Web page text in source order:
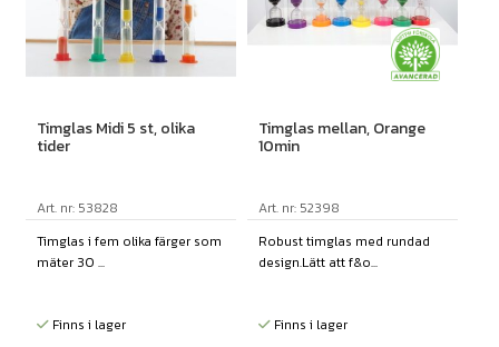
Timglas Midi 5 st, olika
tider
Art. nr: 53828
Timglas i fem olika färger som
mäter 30 ...
Finns i lager
Timglas mellan, Orange
10min
Art. nr: 52398
Robust timglas med rundad
design.Lätt att f&o...
Finns i lager